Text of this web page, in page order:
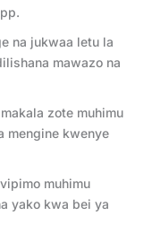
na jukwaa letu la
mawazo na
zote muhimu
mengine kwenye
muhimu
yako kwa bei ya